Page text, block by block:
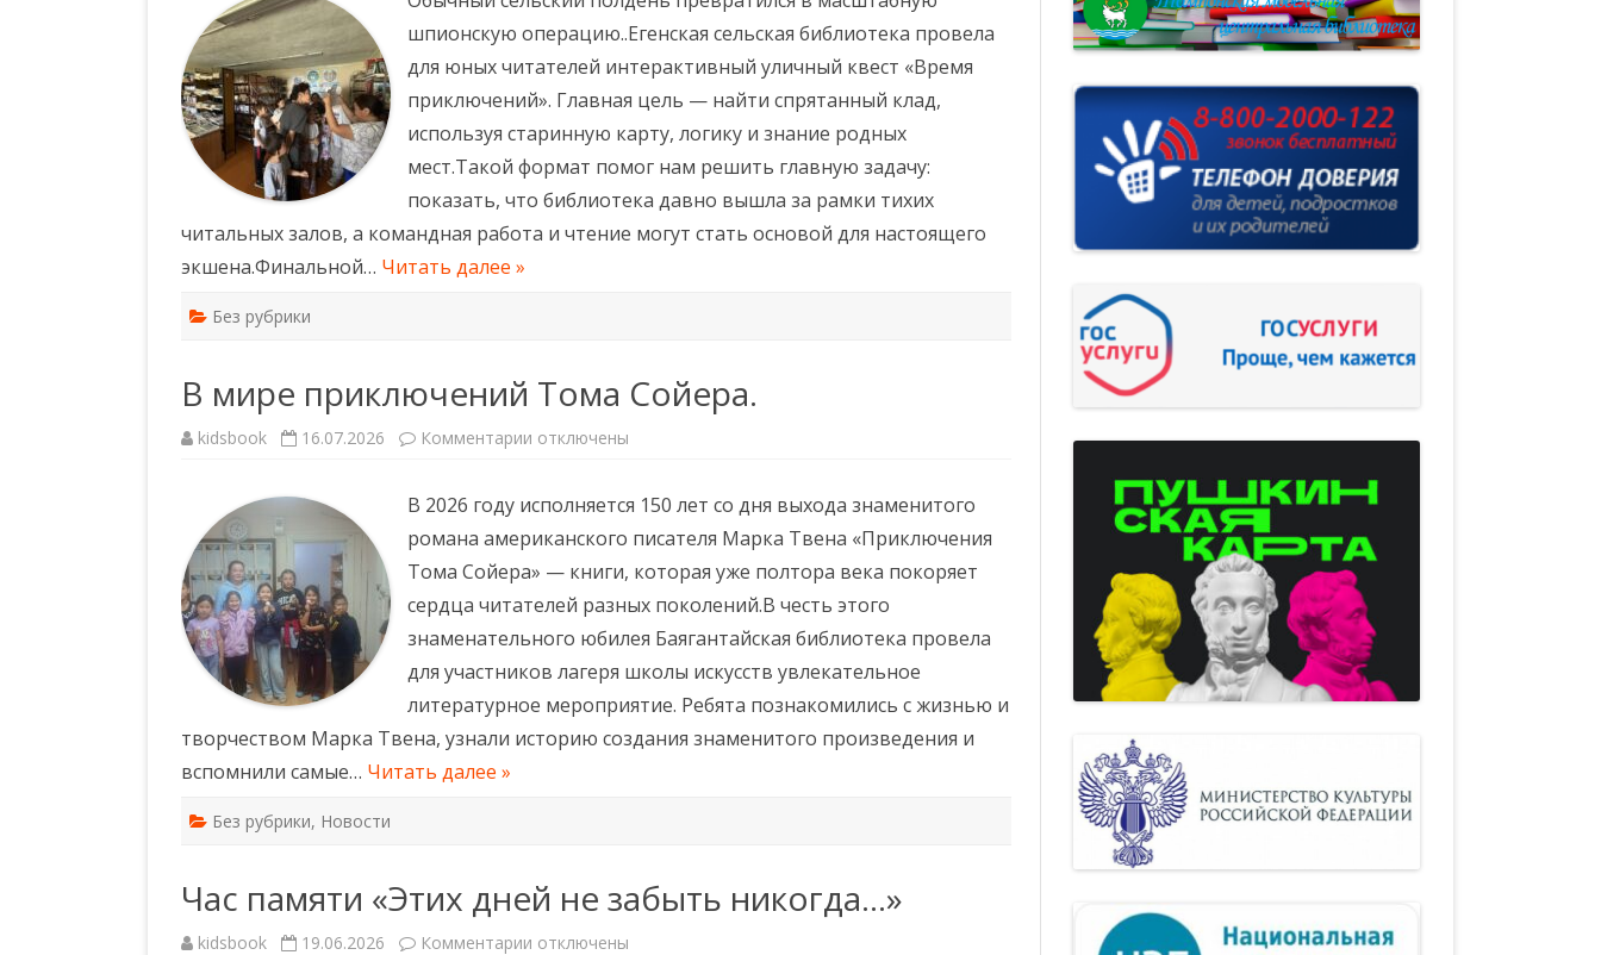
книжном
переулке:
как
сельская
библиотека
превратила
улицы
в
живую
карту
приключений.
шпионскую операцию..Егенская сельская библиотека провела
для юных читателей интерактивный уличный квест «Время
приключений». Главная цель — найти спрятанный клад,
используя старинную карту, логику и знание родных
мест.Такой формат помог нам решить главную задачу:
показать, что библиотека давно вышла за рамки тихих
читальных залов, а командная работа и чтение могут стать основой для настоящего
экшена.Финальной… Читать далее »
Без рубрики
В мире приключений Тома Сойера.
kidsbook 16.07.2026 Комментарии к
приключений
Тома
Сойера.
отключены
В 2026 году исполняется 150 лет со дня выхода знаменитого
романа американского писателя Марка Твена «Приключения
Тома Сойера» — книги, которая уже полтора века покоряет
сердца читателей разных поколений.В честь этого
знаменательного юбилея Баягантайская библиотека провела
для участников лагеря школы искусств увлекательное
литературное мероприятие. Ребята познакомились с жизнью и
творчеством Марка Твена, узнали историю создания знаменитого произведения и
вспомнили самые… Читать далее »
Без рубрики, Новости
Час памяти «Этих дней не забыть никогда…»
kidsbook 19.06.2026 Комментарии котключены